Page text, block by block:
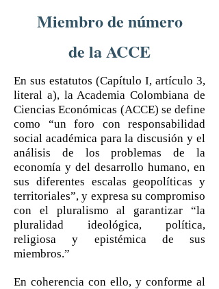
Miembro de número
de la ACCE
En sus estatutos (Capítulo I, artículo 3,
literal a), la Academia Colombiana de
Ciencias Económicas (ACCE) se define
como “un foro con responsabilidad
social académica para la discusión y el
análisis de los problemas de la
economía y del desarrollo humano, en
sus diferentes escalas geopolíticas y
territoriales”, y expresa su compromiso
con el pluralismo al garantizar “la
pluralidad ideológica, política,
religiosa y epistémica de sus
miembros.”
En coherencia con ello, y conforme al